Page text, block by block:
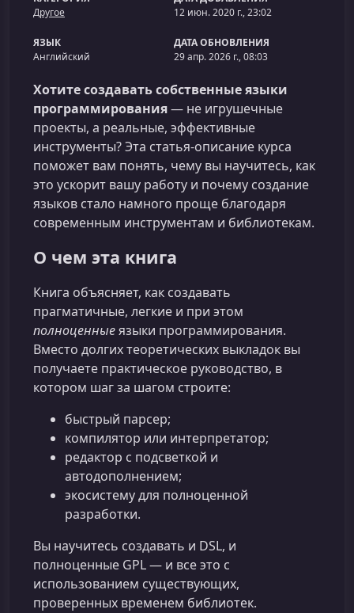
Другое
12 июн. 2020 г., 23:02
ЯЗЫК
Английский
ДАТА ОБНОВЛЕНИЯ
29 апр. 2026 г., 08:03
Хотите создавать собственные языки
программирования— не игрушечные
проекты, а реальные, эффективные
инструменты? Эта статья-описание курса
поможет вам понять, чему вы научитесь, как
это ускорит вашу работу и почему создание
языков стало намного проще благодаря
современным инструментам и библиотекам.
О чем эта книга
Книга объясняет, как создавать
прагматичные, легкие и при этом
полноценныеязыки программирования.
Вместо долгих теоретических выкладок вы
получаете практическое руководство, в
котором шаг за шагом строите:
быстрый парсер;
компилятор или интерпретатор;
редактор с подсветкой и
автодополнением;
экосистему для полноценной
разработки.
Вы научитесь создавать и DSL, и
полноценные GPL — и все это с
использованием существующих,
проверенных временем библиотек.